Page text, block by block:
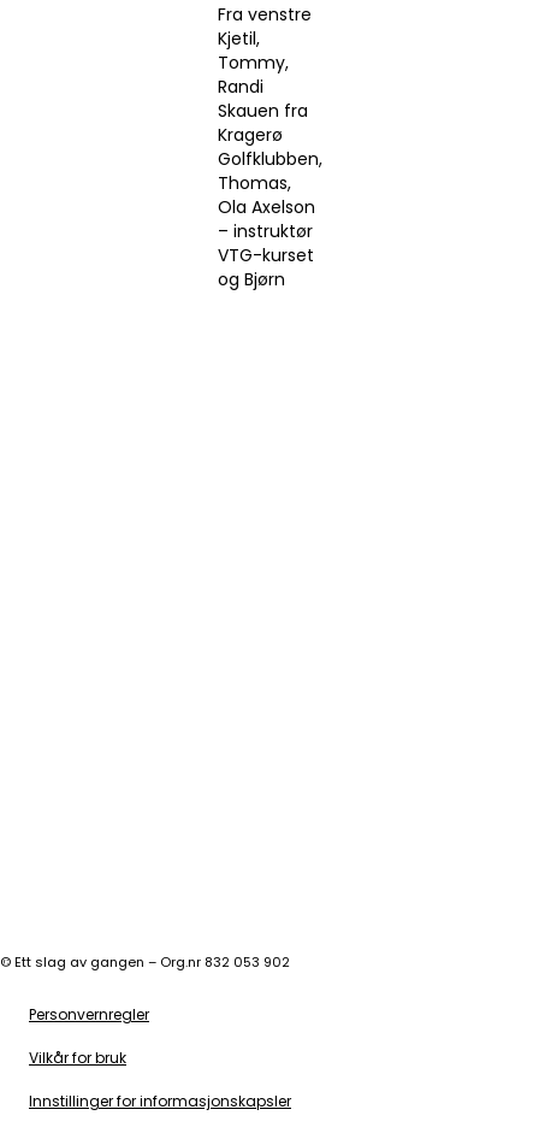
Fra venstre
Kjetil,
Tommy,
Randi
Skauen fra
Kragerø
Golfklubben,
Thomas,
Ola Axelson
– instruktør
VTG-kurset
og Bjørn
©Ett slag av gangen – Org.nr 832 053 902
Personvernregler
Vilkår for bruk
Innstillinger for informasjonskapsler